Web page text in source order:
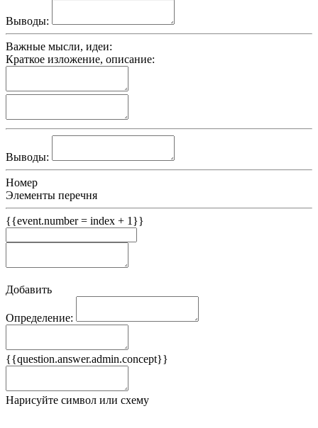
Выводы:
Важные мысли, идеи:
Краткое изложение, описание:
Выводы:
Номер
Элементы перечня
{{event.number = index + 1}}
Добавить
Определение:
{{question.answer.admin.concept}}
Нарисуйте символ или схему